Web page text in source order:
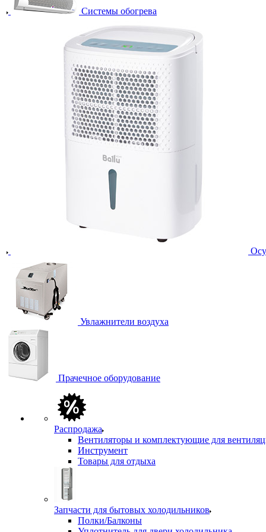
Системы обогрева
Увлажнители воздуха
Прачечное оборудование
Распродажа
Вентиляторы и комплектующие для
Инструмент
Товары для отдыха
Запчасти для бытовых холодильников
Полки/Балконы